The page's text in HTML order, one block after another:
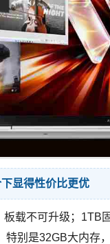
显得性价比更优
载不可升级；1TB
别是32GB大内存